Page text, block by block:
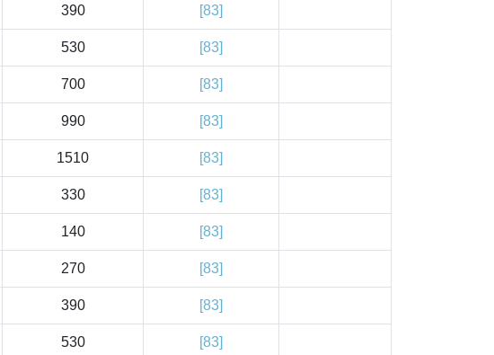
390 [83]
530 [83]
700 [83]
990 [83]
1510 [83]
330 [83]
140 [83]
270 [83]
390 [83]
530 [83]